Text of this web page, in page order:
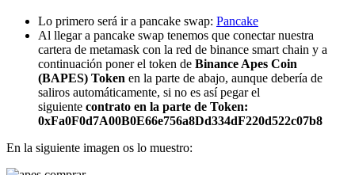
Lo primero será ir a pancake swap: Pancake
Al llegar a pancake swap tenemos que conectar nuestra
cartera de metamask con la red de binance smart chain y a
continuación poner el token de Binance Apes Coin
(BAPES) Token en la parte de abajo, aunque debería de
saliros automáticamente, si no es así pegar el
siguiente contrato en la parte de Token:
0xFa0F0d7A00B0E66e756a8Dd334dF220d522c07b8
En la siguiente imagen os lo muestro: